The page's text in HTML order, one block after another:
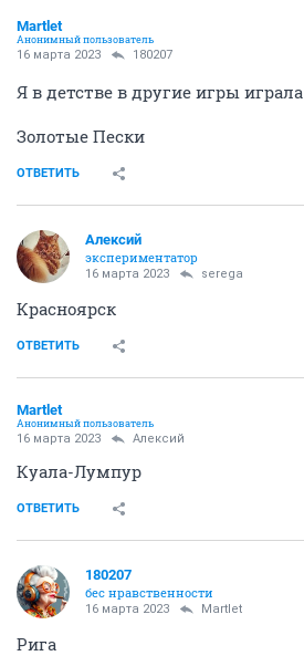
Мartlet
Анонимный пользователь
16 марта 2023 180207
Я в детстве в другие игры играла
Золотые Пески
ОТВЕТИТЬ
Алексий
экспериментатор
16 марта 2023 serega
Красноярск
ОТВЕТИТЬ
Мartlet
Анонимный пользователь
16 марта 2023 Алексий
Куала-Лумпур
ОТВЕТИТЬ
180207
бес нравственности
16 марта 2023 Мartlet
Рига